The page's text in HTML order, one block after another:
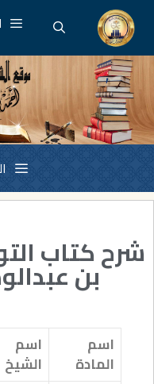
شرح كتاب
بن
اسم
المادة
اسم
الشيخ